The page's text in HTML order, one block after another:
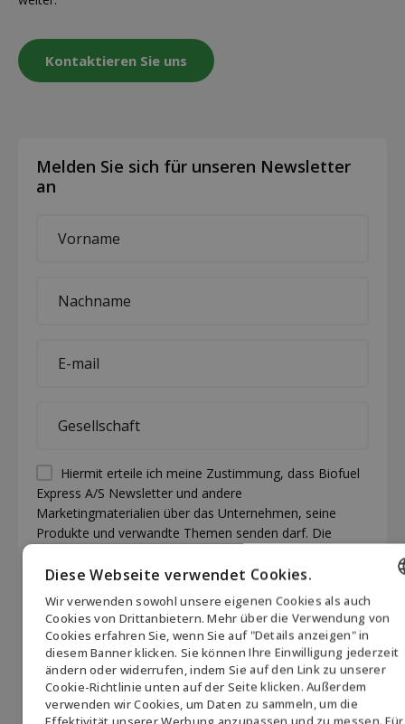
Kontaktieren Sie uns
Melden Sie sich für unseren Newsletter
an
name
name
mail
Permission
(visible)
*
Hiermit erteile ich meine Zustimmung, dass Biofuel
Express A/S Newsletter und andere
Marketingmaterialien über das Unternehmen, seine
Produkte und verwandte Themen senden darf. Die
indem Sie auf den Link "vom Newsletter abmelden" am
Ende jeder E-Mail klicken oder Biofuel Express unter
mail@biofuel-express.com kontaktieren. Informationen
darüber, wie Biofuel Express personenbezogene Daten
verarbeitet, finden Sie in unserer Datenschutzrichtlinie.*
CAPTCHA
AkzeptierenSie Marketing-Cookies, um das Formular
einzureichen
ENGLISH
DANISH
GERMAN
NORWEGIAN
Diese Webseite verwendet Cookies.
Wir verwenden sowohl unsere eigenen Cookies als auch
Cookies von Drittanbietern. Mehr über die Verwendung von
Cookies erfahren Sie, wenn Sie auf "Details anzeigen" in
diesem Banner klicken. Sie können Ihre Einwilligung jederzeit
ändern oder widerrufen, indem Sie auf den Link zu unserer
Cookie-Richtlinie unten auf der Seite klicken. Außerdem
verwenden wir Cookies, um Daten zu sammeln, um die
Effektivität unserer Werbung anzupassen und zu messen. Für